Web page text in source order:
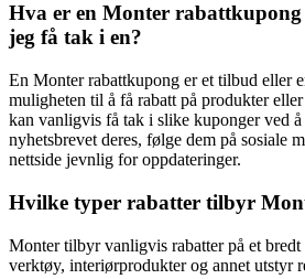
Hva er en Monter
jeg få tak i en?
En Monter rabattkupong er et tilbud eller
muligheten til å få rabatt på produkter
kan vanligvis få tak i slike kuponger ved å
nyhetsbrevet deres, følge dem på sosiale
nettside jevnlig for oppdateringer.
Hvilke typer rabatter tilbyr
Monter tilbyr vanligvis rabatter på et
verktøy, interiørprodukter og annet utstyr